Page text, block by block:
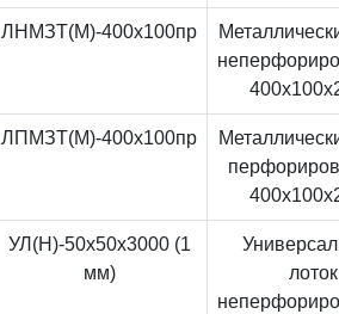
ЛНМЗТ(М)-400x100пр
ЛПМЗТ(М)-400x100пр
УЛ(Н)-50x50x3000 (1
мм)
лоток